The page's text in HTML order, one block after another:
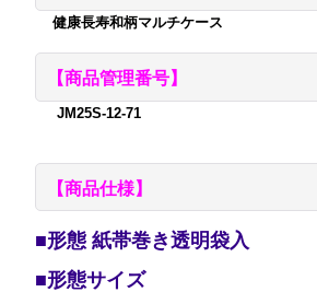
健康長寿和柄マルチケース
【商品管理番号】
JM25S-12-71
【商品仕様】
■形態 紙帯巻き透明袋入
■形態サイズ